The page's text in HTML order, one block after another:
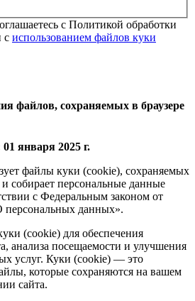
с Политикой обработки
с использованием файлов куки
файлов, сохраняемых в браузере
января 2025 г.
файлы куки (cookie), сохраняемых
и собирает персональные данные
с Федеральным законом от
данных».
(cookie) для обеспечения
анализа посещаемости и улучшения
услуг. Куки (cookie) — это
которые сохраняются на вашем
сайта.